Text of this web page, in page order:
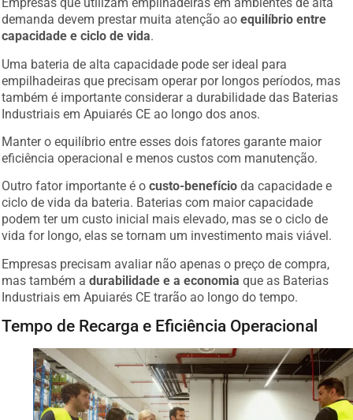
demanda devem prestar muita atenção ao equilíbrio entre
capacidade e ciclo de vida
Uma bateria de alta capacidade pode ser ideal para
empilhadeiras que precisam operar por longos períodos, mas
também é importante considerar a durabilidade das Baterias
Industriais em Apuiarés CE ao longo dos anos.
Manter o equilíbrio entre esses dois fatores garante maior
eficiência operacional e menos custos com manutenção.
Outro fator importante é o custo-benefício da capacidade e
ciclo de vida da bateria. Baterias com maior capacidade
podem ter um custo inicial mais elevado, mas se o ciclo de
vida for longo, elas se tornam um investimento mais viável.
Empresas precisam avaliar não apenas o preço de compra,
mas também a
durabilidade e a economia
que as Baterias
Industriais em Apuiarés CE trarão ao longo do tempo.
Tempo de Recarga e Eficiência Operacional